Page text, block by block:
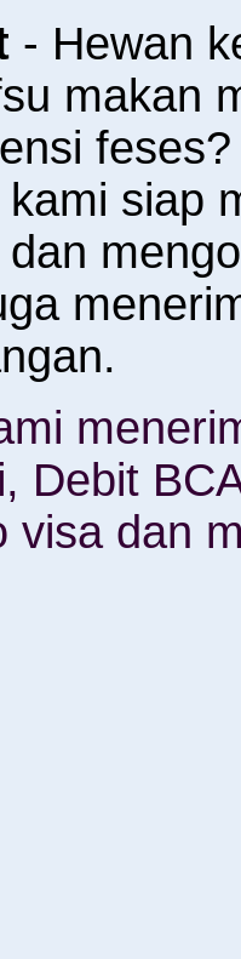
- Hewan
makan
kami siap
dan
Debit
visa dan